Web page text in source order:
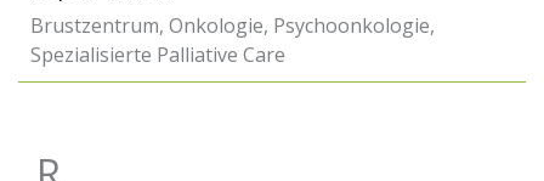
Brustzentrum, Onkologie, Psychoonkologie,
Spezialisierte Palliative Care